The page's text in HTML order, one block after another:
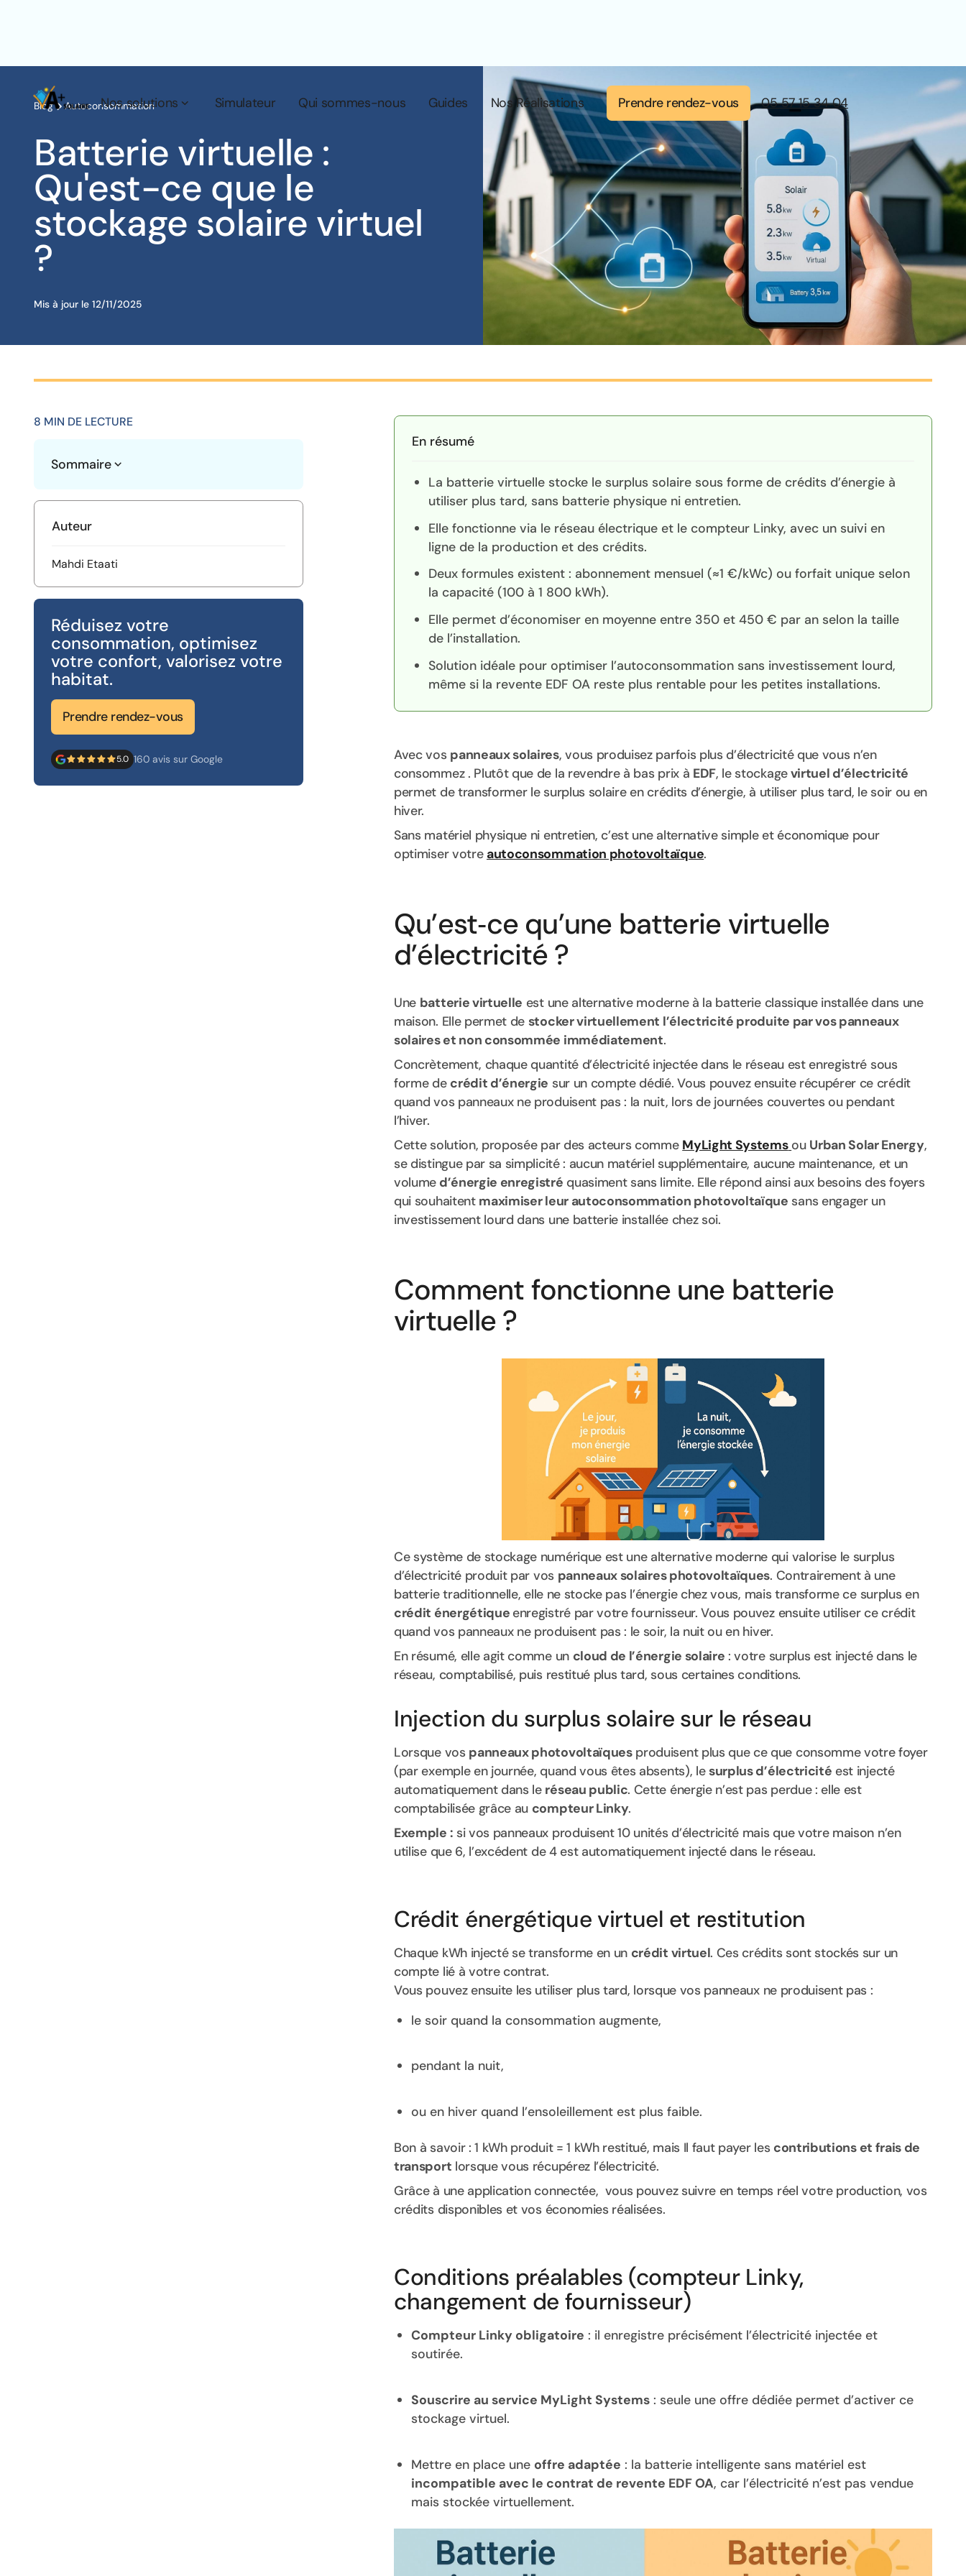
Nos solutions Simulateur Qui sommes-nous Guides Nos Réalisations Prendre rendez-vous 05 57 15 34 04
Blog Autoconsommation
Batterie virtuelle :
Qu'est-ce que le
stockage solaire virtuel
?
Mis à jour le12/11/2025
8 MIN DE LECTURE
Sommaire
Auteur
Mahdi Etaati
Réduisez votre
consommation, optimisez
votre confort, valorisez votre
habitat.
Prendre rendez-vous
5.0 160 avis sur Google
En résumé
La batterie virtuelle stocke le surplus solaire sous forme de crédits d’énergie à
utiliser plus tard, sans batterie physique ni entretien.
Elle fonctionne via le réseau électrique et le compteur Linky, avec un suivi en
ligne de la production et des crédits.
Deux formules existent : abonnement mensuel (≈1 €/kWc) ou forfait unique selon
la capacité (100 à 1 800 kWh).
Elle permet d’économiser en moyenne entre 350 et 450 € par an selon la taille
de l’installation.
Solution idéale pour optimiser l’autoconsommation sans investissement lourd,
même si la revente EDF OA reste plus rentable pour les petites installations.
Avec vos panneaux solaires, vous produisez parfois plus d’électricité que vous n’en
consommez . Plutôt que de la revendre à bas prix à EDF, le stockagevirtuel d’électricité
permet de transformer le surplus solaire en crédits d’énergie, à utiliser plus tard, le soir ou en
hiver.
Sans matériel physique ni entretien, c’est une alternative simple et économique pour
optimiser votre autoconsommation photovoltaïque.
Qu’est‑ce qu’une batterie virtuelle
d’électricité ?
Une batterie virtuelle est une alternative moderne à la batterie classique installée dans une
maison. Elle permet de stocker virtuellement l’électricité produite par vos panneaux
solaires et non consommée immédiatement.
Concrètement, chaque quantité d’électricité injectée dans le réseau est enregistré sous
forme de crédit d’énergie sur un compte dédié. Vous pouvez ensuite récupérer ce crédit
quand vos panneaux ne produisent pas : la nuit, lors de journées couvertes ou pendant
l’hiver.
Cette solution, proposée par des acteurs comme MyLight Systems ou Urban Solar Energy,
se distingue par sa simplicité : aucun matériel supplémentaire, aucune maintenance, et un
volume d’énergie enregistré quasiment sans limite. Elle répond ainsi aux besoins des foyers
qui souhaitent maximiser leur autoconsommation photovoltaïque sans engager un
investissement lourd dans une batterie installée chez soi.
Comment fonctionne une batterie
virtuelle ?
Ce système de stockage numérique est une alternative moderne qui valorise le surplus
d’électricité produit par vos panneaux solaires photovoltaïques. Contrairement à une
batterie traditionnelle, elle ne stocke pas l’énergie chez vous, mais transforme ce surplus en
crédit énergétique enregistré par votre fournisseur. Vous pouvez ensuite utiliser ce crédit
quand vos panneaux ne produisent pas : le soir, la nuit ou en hiver.
En résumé, elle agit comme un cloud de l’énergie solaire : votre surplus est injecté dans le
réseau, comptabilisé, puis restitué plus tard, sous certaines conditions.
Injection du surplus solaire sur le réseau
Lorsque vos panneaux photovoltaïquesproduisent plus que ce que consomme votre foyer
(par exemple en journée, quand vous êtes absents), lesurplus d’électricité est injecté
automatiquement dans le réseau public. Cette énergie n’est pas perdue : elle est
comptabilisée grâce au compteur Linky.
Exemple : si vos panneaux produisent 10 unités d’électricité mais que votre maison n’en
utilise que 6, l’excédent de 4 est automatiquement injecté dans le réseau.
Crédit énergétique virtuel et restitution
Chaque kWh injecté se transforme en un crédit virtuel. Ces crédits sont stockés sur un
compte lié à votre contrat.
Vous pouvez ensuite les utiliser plus tard, lorsque vos panneaux ne produisent pas :
le soir quand la consommation augmente,
pendant la nuit,
ou en hiver quand l’ensoleillement est plus faible.
Bon à savoir : 1 kWh produit = 1 kWh restitué, mais Il faut payer les contributions et frais de
transport lorsque vous récupérez l’électricité.
Grâce à une application connectée, vous pouvez suivre en temps réel votre production, vos
crédits disponibles et vos économies réalisées.
Conditions préalables (compteur Linky,
changement de fournisseur)
Compteur Linky obligatoire : il enregistre précisément l’électricité injectée et
soutirée.
Souscrire au service MyLight Systems: seule une offre dédiée permet d’activer ce
stockage virtuel.
Mettre en place une offre adaptée : la batterie intelligente sans matériel est
incompatible avec le contrat de revente EDF OA, car l’électricité n’est pas vendue
mais stockée virtuellement.